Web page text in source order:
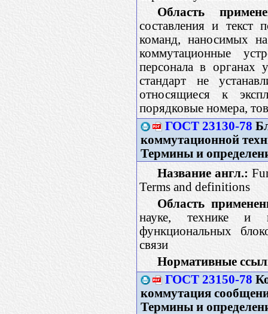
Область
составления и текст
команд, наносимых
коммутационные
персонала в органах
стандарт не
относящиеся к
порядковые номера,
ГОСТ 23130-78
коммутационной
Термины и
Название англ.:
Terms and definitions
Область
науке, технике и
функциональных
связи
Нормативные
ГОСТ 23150-78
коммутация
Термины и